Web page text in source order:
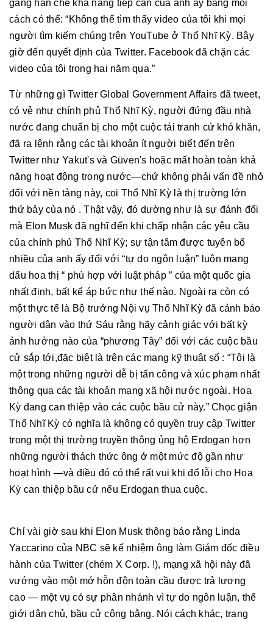
gắng hạn chế khả năng tiếp cận của anh ấy bằng mọi
cách có thể: “Không thể tìm thấy video của tôi khi mọi
người tìm kiếm chúng trên YouTube ở Thổ Nhĩ Kỳ. Bây
giờ đến quyết định của Twitter. Facebook đã chặn các
video của tôi trong hai năm qua.”
Từ những gì Twitter Global Government Affairs đã tweet,
có vẻ như chính phủ Thổ Nhĩ Kỳ, người đứng đầu nhà
nước đang chuẩn bị cho một cuộc tái tranh cử khó khăn,
đã ra lệnh rằng các tài khoản ít người biết đến trên
Twitter như Yakut's và Güven's hoặc mất hoàn toàn khả
năng hoạt động trong nước—chứ không phải vấn đề nhỏ
đối với nền tảng này, coi Thổ Nhĩ Kỳ là thị trường lớn
thứ bảy của nó . Thật vậy, đó dường như là sự đánh đổi
mà Elon Musk đã nghĩ đến khi chấp nhận các yêu cầu
của chính phủ Thổ Nhĩ Kỳ; sự tận tâm được tuyên bố
nhiều của anh ấy đối với “tự do ngôn luận” luôn mang
dấu hoa thị “ phù hợp với luật pháp ” của một quốc gia
nhất định, bất kể áp bức như thế nào. Ngoài ra còn có
một thực tế là Bộ trưởng Nội vụ Thổ Nhĩ Kỳ đã cảnh báo
người dân vào thứ Sáu rằng hãy cảnh giác với bất kỳ
ảnh hưởng nào của “phương Tây” đối với các cuộc bầu
cử sắp tới,đặc biệt là trên các mạng kỹ thuật số : “Tôi là
một trong những người dễ bị tấn công và xúc phạm nhất
thông qua các tài khoản mạng xã hội nước ngoài. Hoa
Kỳ đang can thiệp vào các cuộc bầu cử này.” Chọc giận
Thổ Nhĩ Kỳ có nghĩa là không có quyền truy cập Twitter
trong một thị trường truyền thông ủng hộ Erdogan hơn
những người thách thức ông ở một mức độ gần như
hoạt hình —và điều đó có thể rất vui khi đổ lỗi cho Hoa
Kỳ can thiệp bầu cử nếu Erdogan thua cuộc.
Chỉ vài giờ sau khi Elon Musk thông báo rằng Linda
Yaccarino của NBC sẽ kế nhiệm ông làm Giám đốc điều
hành của Twitter (chém X Corp. !), mạng xã hội này đã
vướng vào một mớ hỗn độn toàn cầu được trả lương
cao — một vụ có sự phân nhánh vì tự do ngôn luận, thế
giới dân chủ, bầu cử công bằng. Nói cách khác, trang